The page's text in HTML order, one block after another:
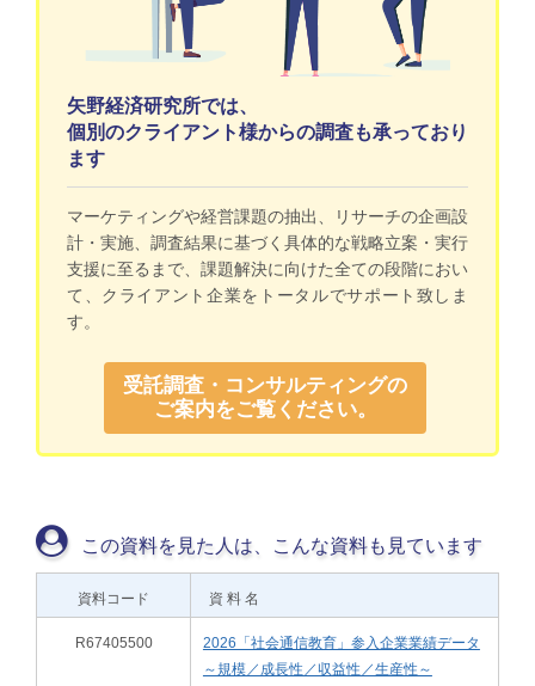
矢野経済研究所では、
個別のクライアント様からの調査も承っており
ます
マーケティングや経営課題の抽出、リサーチの企画設
計・実施、調査結果に基づく具体的な戦略立案・実行
支援に至るまで、課題解決に向けた全ての段階におい
て、クライアント企業をトータルでサポート致しま
す。
受託調査・コンサルティングの
ご案内をご覧ください。
この資料を見た人は、こんな資料も見ています
資料コード 資 料 名
R67405500
2026「社会通信教育」参入企業業績データ
～規模／成長性／収益性／生産性～